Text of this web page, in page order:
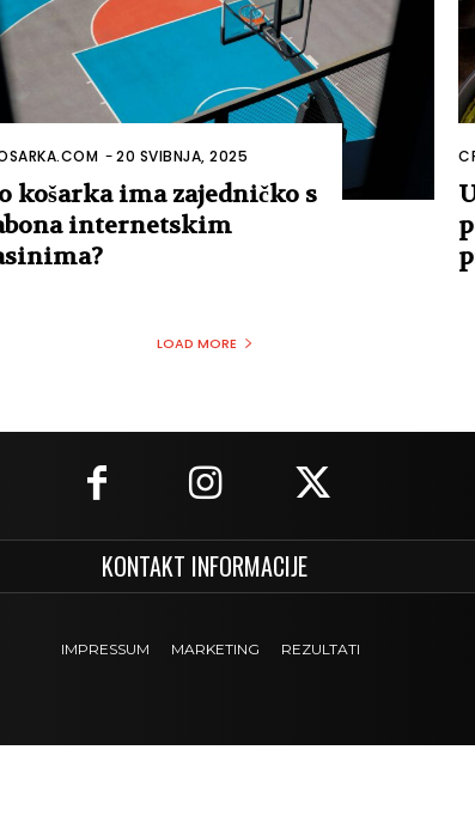
-20 SVIBNJA, 2025
košarka ima zajedničko s
internetskim
LOAD MORE
KONTAKT INFORMACIJE
IMPRESSUM MARKETING REZULTATI